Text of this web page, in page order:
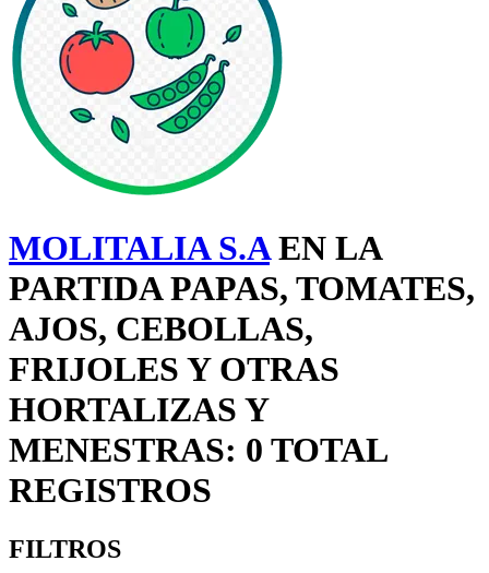
MOLITALIA S.AEN LA
PARTIDA PAPAS, TOMATES,
AJOS, CEBOLLAS,
FRIJOLES Y OTRAS
HORTALIZAS Y
MENESTRAS: 0 TOTAL
REGISTROS
FILTROS